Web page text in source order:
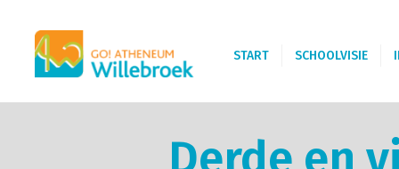
START SCHOOLVISIE